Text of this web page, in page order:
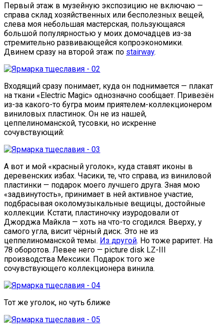
Первый этаж в музейную экспозицию не включаю —
справа склад хозяйственных или бесполезных вещей,
слева моя небольшая мастерская, пользующаяся
большой популярностью у моих домочадцев из-за
стремительно развивающейся копроэкономики.
Двинем сразу на второй этаж по stairway.
Входящий сразу понимает, куда он поднимается — плакат
на ткани «Electric Magic» однозначно сообщает. Привезён
из-за какого-то бугра моим приятелем-коллекционером
виниловых пластинок. Он не из нашей,
цеппелиноманской, тусовки, но искренне
сочувствующий:
А вот и мой «красный уголок», куда ставят иконы в
деревенских избах. Часики, те, что справа, из виниловой
пластинки — подарок моего лучшего друга. Зная мою
«задвинутость», принимает в ней активное участие,
подбрасывая околомузыкальные вещицы, достойные
коллекции. Кстати, пластиночку изуродовали от
Джорджа Майкла — хоть на что-то сгодился. Вверху, у
самого угла, висит чёрный диск. Это не из
цеппелиноманской темы. Из другой. Но тоже раритет. На
78 оборотов. Левее него — picture disk LZ-III
производства Мексики. Подарок того же
сочувствующего коллекционера винила.
Тот же уголок, но чуть ближе